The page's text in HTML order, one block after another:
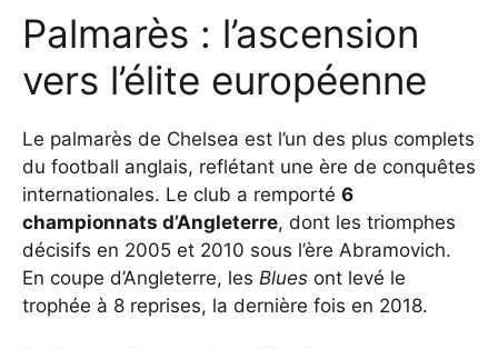
Palmarès : l’ascension
vers l’élite européenne
Le palmarès de Chelsea est l’un des plus complets
du football anglais, reflétant une ère de conquêtes
internationales. Le club a remporté 6
championnats d’Angleterre, dont les triomphes
décisifs en 2005 et 2010 sous l’ère Abramovich.
En coupe d’Angleterre, les Blues ont levé le
trophée à 8 reprises, la dernière fois en 2018.